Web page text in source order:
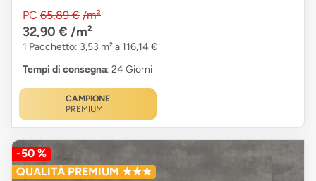
PC 65,89 € /m²
32,90 € /m²
1 Pacchetto: 3,53 m² a 116,14 €
Tempi di consegna: 24 Giorni
CAMPIONE
PREMIUM
-50 %
QUALITÀ PREMIUM ★★★